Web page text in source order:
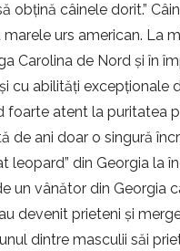
câinele dorit.”
urs american. La
Carolina de Nord și în
cu abilități excepționale
foarte atent la puritatea
de ani doar o singură
leopard” din Georgia la
vânător din Georgia
devenit prieteni și
dintre masculii săi